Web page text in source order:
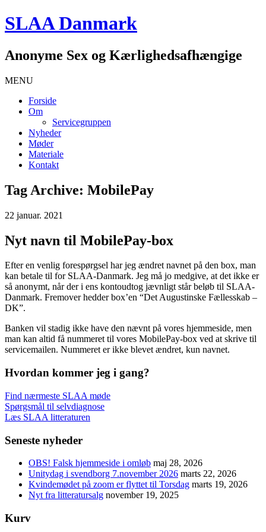
SLAA Danmark
Anonyme Sex og Kærlighedsafhængige
MENU
Forside
Om
Servicegruppen
Nyheder
Møder
Materiale
Kontakt
Tag Archive: MobilePay
22 januar. 2021
Nyt navn til MobilePay-box
Efter en venlig forespørgsel har jeg ændret navnet på den box, man
kan betale til for SLAA-Danmark. Jeg må jo medgive, at det ikke er
så anonymt, når der i ens kontoudtog jævnligt står beløb til SLAA-
Danmark. Fremover hedder box’en “Det Augustinske Fællesskab –
DK”.
Banken vil stadig ikke have den nævnt på vores hjemmeside, men
man kan altid få nummeret til vores MobilePay-box ved at skrive til
servicemailen. Nummeret er ikke blevet ændret, kun navnet.
Hvordan kommer jeg i gang?
Find nærmeste SLAA møde
Spørgsmål til selvdiagnose
Læs SLAA litteraturen
Seneste nyheder
OBS! Falsk hjemmeside i omløb maj 28, 2026
Unitydag i svendborg 7.november 2026 marts 22, 2026
Kvindemødet på zoom er flyttet til Torsdag marts 19, 2026
Nyt fra litteratursalg november 19, 2025
Kurv